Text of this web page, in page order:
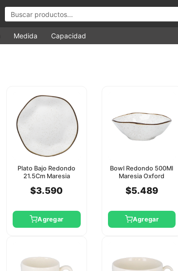
Medida Capacidad
Plato Bajo Redondo
21.5Cm Maresia
$3.590
Agregar
Bowl Redondo 500Ml
Maresia Oxford
$5.489
Agregar